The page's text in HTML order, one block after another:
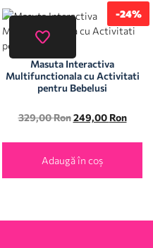
-24%
Masuta Interactiva
Multifunctionala cu Activitati
pentru Bebelusi
329,00Ron 249,00 Ron
Adaugă în coș